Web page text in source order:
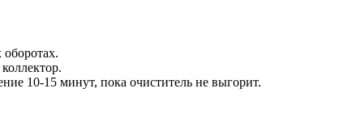
оборотах.
10-15 минут, пока очиститель не выгорит.